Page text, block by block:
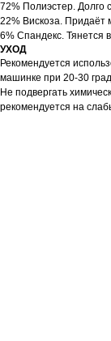
72% Полиэстер. Долго
22% Вискоза. Придаёт
6% Спандекс. Тянется
УХОД
Рекомендуется
машинке при 20-30
Не подвергать
рекомендуется на